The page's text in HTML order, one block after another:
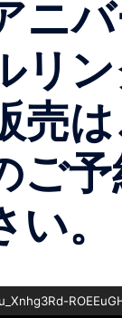
ニ
リ
売
ご
。